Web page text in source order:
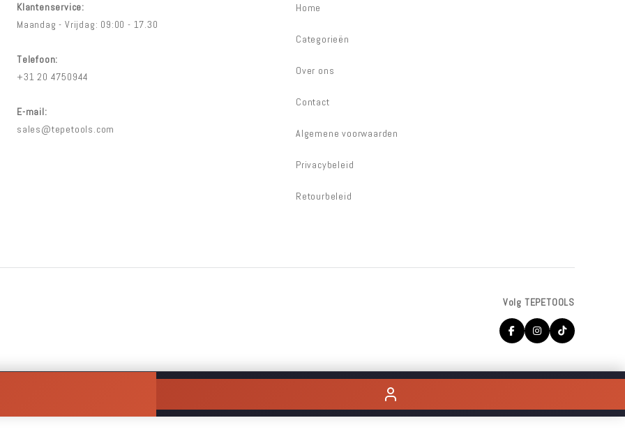
Klantenservice:
Maandag - Vrijdag: 09:00 - 17.30
Telefoon:
+31 20 4750944
E-mail:
sales@tepetools.com
Home
Categorieën
Over ons
Contact
Algemene voorwaarden
Privacybeleid
Retourbeleid
Volg TEPETOOLS